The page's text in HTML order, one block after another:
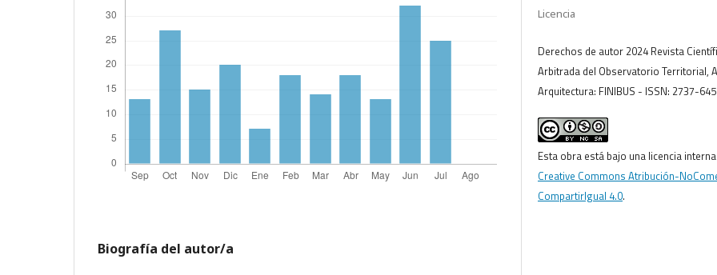
Biografía del autor/a
Licencia
Derechos de autor 2024 Revista
Arbitrada del Observatorio Territorial,
Arquitectura: FINIBUS - ISSN: 2737-
Esta obra está bajo una licencia
Creative Commons Atribución-
CompartirIgual 4.0.